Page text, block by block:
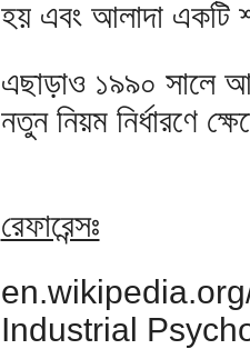
হয় এবং আলাদা একটি
এছাড়াও ১৯৯০ সালে
নতুন নিয়ম নির্ধারণে
রেফারেন্সঃ
Industrial